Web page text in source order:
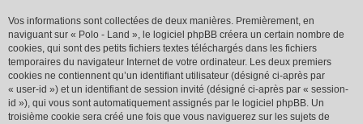
Vos informations sont collectées de deux manières. Premièrement, en
naviguant sur « Polo - Land », le logiciel phpBB créera un certain nombre de
cookies, qui sont des petits fichiers textes téléchargés dans les fichiers
temporaires du navigateur Internet de votre ordinateur. Les deux premiers
cookies ne contiennent qu’un identifiant utilisateur (désigné ci-après par
« user-id ») et un identifiant de session invité (désigné ci-après par « session-
id »), qui vous sont automatiquement assignés par le logiciel phpBB. Un
troisième cookie sera créé une fois que vous naviguerez sur les sujets de